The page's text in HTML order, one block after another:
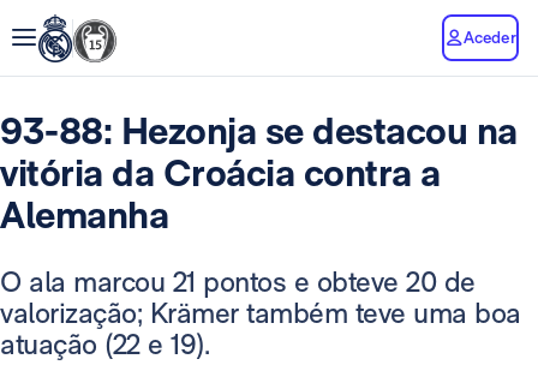
Aceder
93-88: Hezonja se destacou na
vitória da Croácia contra a
Alemanha
O ala marcou 21 pontos e obteve 20 de
valorização; Krämer também teve uma boa
atuação (22 e 19).